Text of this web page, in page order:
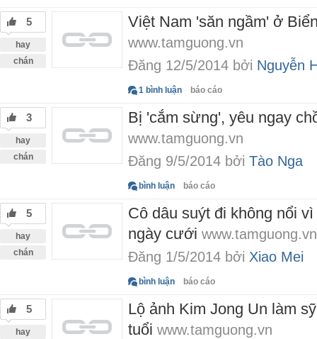
5
hay
chán
Việt Nam 'săn ngầm' ở
www.tamguong.vn
Đăng 12/5/2014 bởi Nguyễn
1 bình luận báo cáo
3
hay
chán
Bị 'cắm sừng', yêu ngay
www.tamguong.vn
Đăng 9/5/2014 bởi Tào Nga
bình luận báo cáo
5
hay
chán
Cô dâu suýt đi không nổi
ngày cưới www.tamguong.vn
Đăng 1/5/2014 bởi Xiao Mei
bình luận báo cáo
5
hay
Lộ ảnh Kim Jong Un làm
tuổi www.tamguong.vn